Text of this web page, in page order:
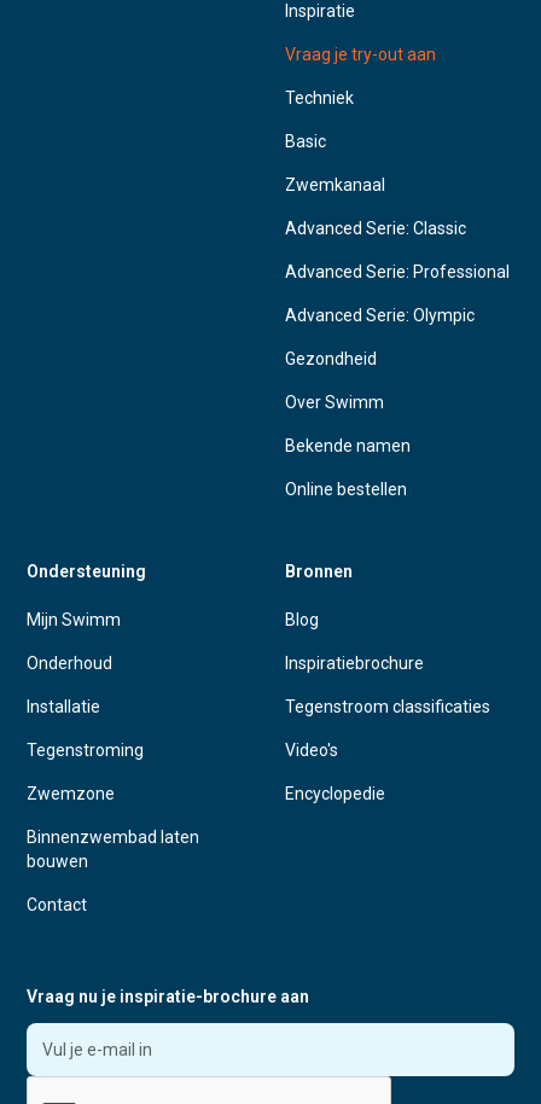
Inspiratie
Vraag je try-out aan
Techniek
Basic
Zwemkanaal
Advanced Serie: Classic
Advanced Serie: Professional
Advanced Serie: Olympic
Gezondheid
Over Swimm
Bekende namen
Online bestellen
Ondersteuning
Mijn Swimm
Onderhoud
Installatie
Tegenstroming
Zwemzone
Binnenzwembad laten
bouwen
Contact
Bronnen
Blog
Inspiratiebrochure
Tegenstroom classificaties
Video's
Encyclopedie
Vraag nu je inspiratie-brochure aan